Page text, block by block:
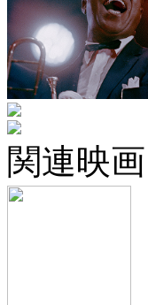
関連映画